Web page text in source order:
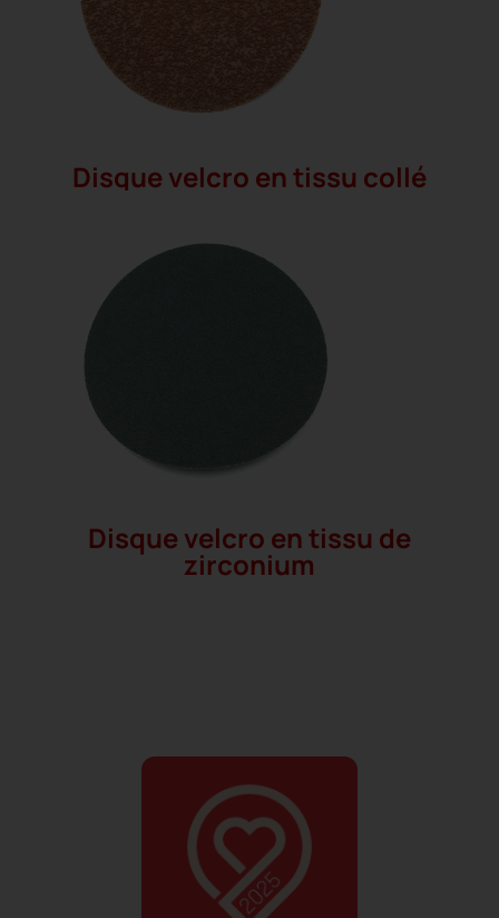
Disque velcro en tissu collé
Disque velcro en tissu de
zirconium